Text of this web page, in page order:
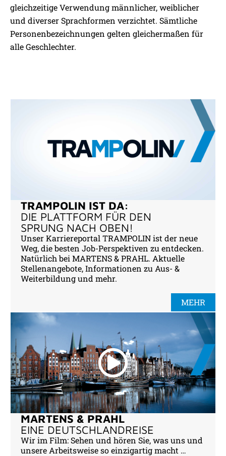
gleichzeitige Verwendung männlicher, weiblicher
und diverser Sprachformen verzichtet. Sämtliche
Personenbezeichnungen gelten gleichermaßen für
alle Geschlechter.
TRAMPOLIN IST DA:
DIE PLATTFORM FÜR DEN
SPRUNG NACH OBEN!
Unser Karriereportal TRAMPOLIN ist der neue
Weg, die besten Job-Perspektiven zu entdecken.
Natürlich bei MARTENS & PRAHL. Aktuelle
Stellenangebote, Informationen zu Aus- &
Weiterbildung und mehr.
MEHR
MARTENS & PRAHL
EINE DEUTSCHLANDREISE
Wir im Film: Sehen und hören Sie, was uns und
unsere Arbeitsweise so einzigartig macht …